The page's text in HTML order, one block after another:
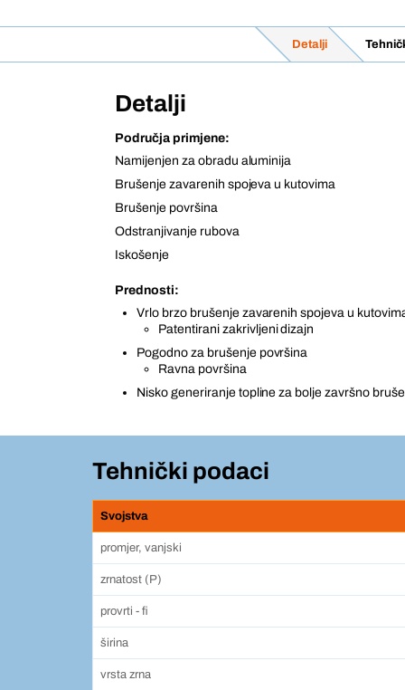
Detalji
Detalji
Područja primjene:
Namijenjen za obradu aluminija
Brušenje zavarenih spojeva u kutovima
Brušenje površina
Odstranjivanje rubova
Iskošenje
Prednosti:
Vrlo brzo brušenje zavarenih spojeva u
Patentirani zakrivljeni dizajn
Pogodno za brušenje površina
Ravna površina
Nisko generiranje topline za bolje završno
Tehnički podaci
Svojstva
promjer, vanjski
zrnatost (P)
provrti - fi
širina
vrsta zrna